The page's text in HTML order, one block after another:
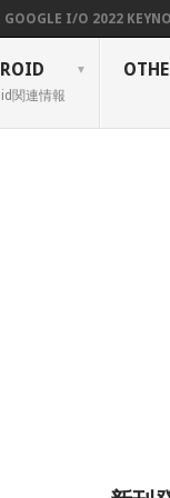
GOOGLE I/O 2022
関連情報